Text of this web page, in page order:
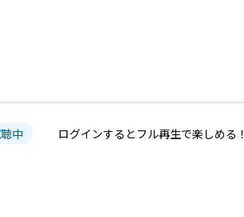
中 ログインするとフル再生で楽しめる！